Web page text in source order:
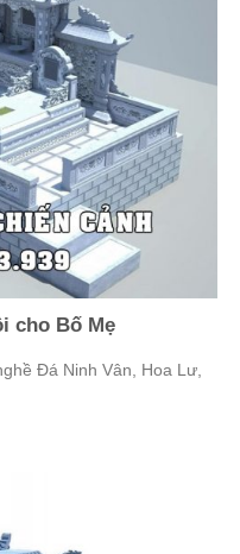
cho Bố Mẹ
Đá Ninh Vân, Hoa Lư,